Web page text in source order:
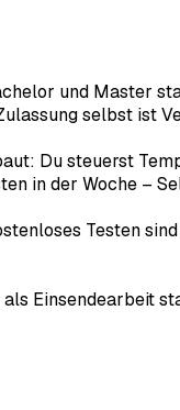
und Master
selbst ist
Du steuerst
in der Woche –
Testen
Einsendearbeit